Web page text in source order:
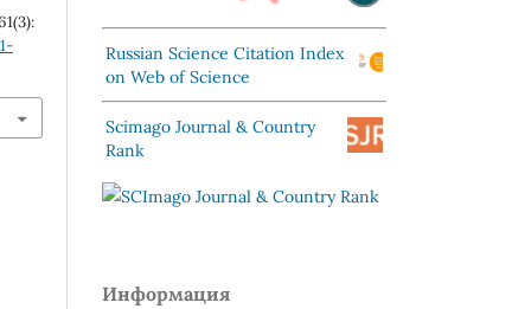
Russian Science Citation Index
on Web of Science
Scimago Journal & Country
Rank
Информация